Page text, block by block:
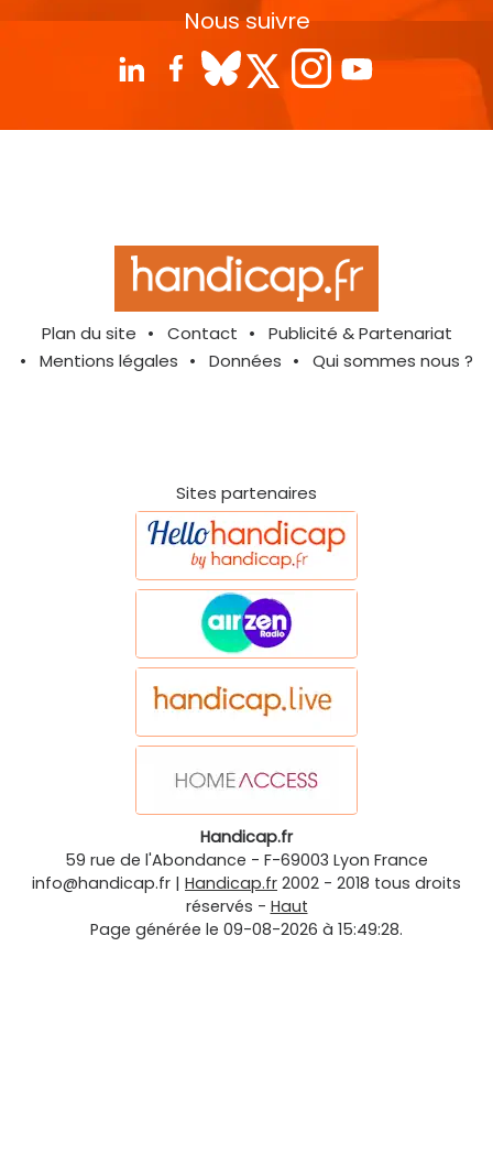
Nous suivre
Plan du site Contact
Publicité & Partenariat
Mentions légales
Données Qui sommes nous ?
Sites partenaires
Handicap.fr
59 rue de l'Abondance - F-69003 Lyon France
info@handicap.fr | Handicap.fr 2002 - 2018 tous droits
réservés - Haut
Page générée le 09-08-2026 à 15:49:28.